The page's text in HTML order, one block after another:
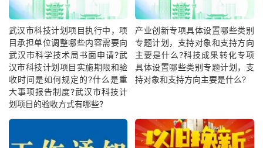
武汉市科技计划项目执行中，项
目承担单位调整哪些内容需要向
武汉市科学技术局书面申请?武
汉市科技计划项目实施期限和验
收时间是如何规定的?什么是重
大事项报告制度?武汉市科技计
划项目的验收方式有哪些?
产业创新专项具体设置哪些类别
专题计划，支持对象和支持方向
主要是什么?科技成果转化专项
具体设置哪些类别专题计划，支
持对象和支持方向主要是什么?